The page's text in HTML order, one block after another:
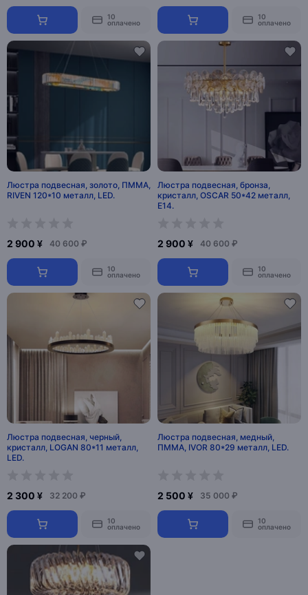
10
оплачено
10
оплачено
Люстра подвесная, золото, ПММА,
RIVEN 120*10 металл, LED.
2 900 ¥ 40 600 ₽
10
оплачено
Люстра подвесная, бронза,
кристалл, OSCAR 50*42 металл,
E14.
2 900 ¥ 40 600 ₽
10
оплачено
Люстра подвесная, черный,
кристалл, LOGAN 80*11 металл,
LED.
2 300 ¥ 32 200 ₽
10
оплачено
Люстра подвесная, медный,
ПММА, IVOR 80*29 металл, LED.
2 500 ¥ 35 000 ₽
10
оплачено